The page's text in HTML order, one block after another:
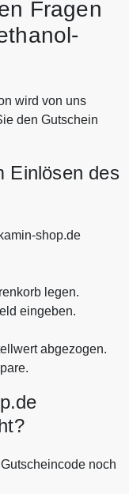
Fragen
wird von uns
den Gutschein
Einlösen des
shop.de
legen.
eingeben.
abgezogen.
noch